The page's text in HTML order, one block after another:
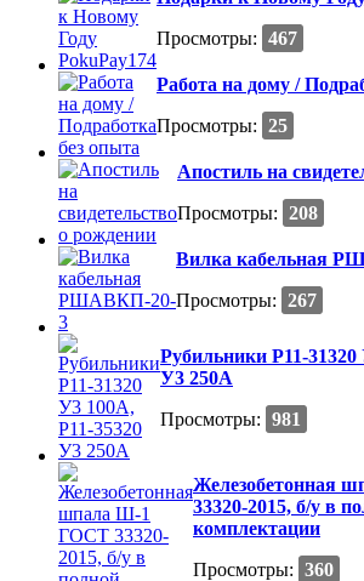
Просмотры: 467
Работа на дому /
Просмотры: 25
Апостиль на
Просмотры: 208
Вилка кабельная
Просмотры: 267
Рубильники Р11-
У3 250А
Просмотры: 981
Железобетонная
33320-2015, б/у в
комплектации
Просмотры: 360